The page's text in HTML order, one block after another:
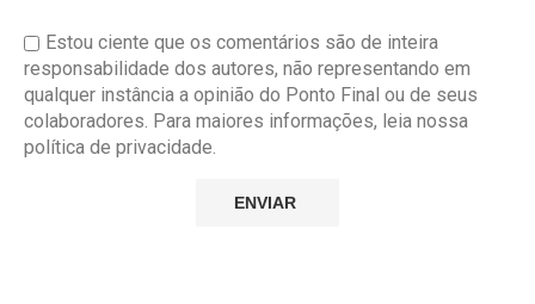
Estou ciente que os comentários são de inteira
responsabilidade dos autores, não representando em
qualquer instância a opinião do Ponto Final ou de seus
colaboradores. Para maiores informações, leia nossa
política de privacidade.